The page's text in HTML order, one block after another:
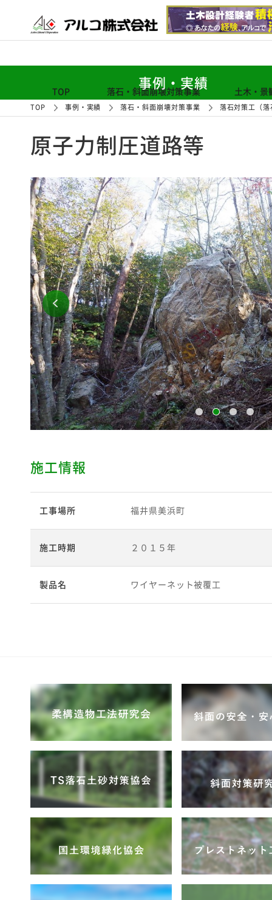
TOP 落石・斜面崩壊対策事業 土木・景
事例・実績
TOP 事例・実績 落石・斜面崩壊対策事業 落石対策工（
原子力制圧道路等
施工情報
工事場所 福井県美浜町
施工時期 ２０１５年
製品名 ワイヤーネット被覆工